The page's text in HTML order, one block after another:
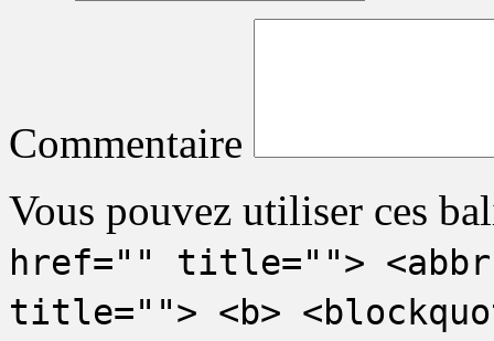
Commentaire
Vous pouvez utiliser ces
href="" title="">
title=""> <b>